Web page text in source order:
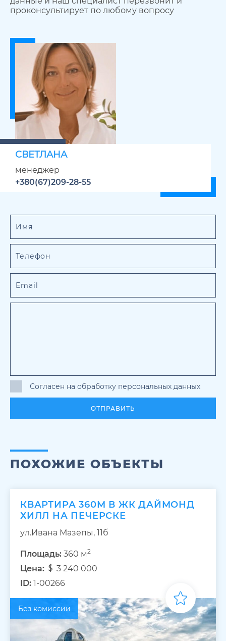
проконсультирует по любому вопросу
СВЕТЛАНА
менеджер
+380(67)209-28-55
Согласен на обработку персональных данных
ОТПРАВИТЬ
ПОХОЖИЕ ОБЪЕКТЫ
КВАРТИРА 360М В ЖК ДАЙМОНД
ХИЛЛ НА ПЕЧЕРСКЕ
ул.Ивана Мазепы, 11б
Площадь: 360 м2
Цена:
3 240 000
ID: 1-00266
Без комиссии